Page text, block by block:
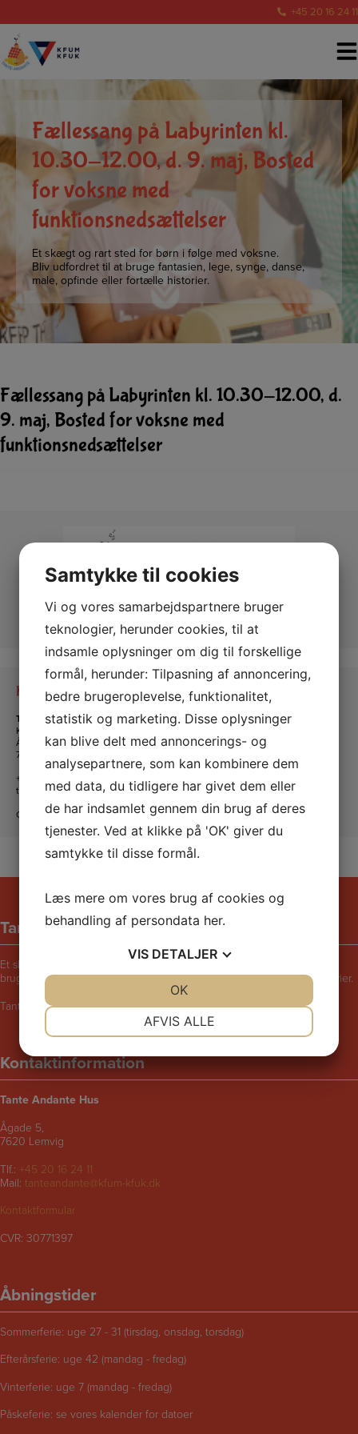
indholdet
+45 20 16 24 11
Fællessang på Labyrinten kl.
10.30-12.00, d. 9. maj, Bosted
for voksne med
funktionsnedsættelser
Et skægt og rart sted for børn i følge med voksne.
Bliv udfordret til at bruge fantasien, lege, synge, danse,
male, opfinde eller fortælle historier.
Fællessang på Labyrinten kl. 10.30-12.00, d.
9. maj, Bosted for voksne med
funktionsnedsættelser
Kontakt os
Tante Andante Hus
KFUM og KFUK i Lemvig
Ågade 5
7620 Lemvig
+45 20 16 24 11
tanteandante@kfum-kfuk.dk
CVR: 30771397
Tante Andantes hus
Et skægt og rart sted for børn i følge med voksne. Bliv udfordret til at
bruge fantasien, lege, synge, danse, male, opfinde eller fortælle historier.
Tante Andantes Hus i Lemvig drives af KFUM og KFUK i Lemvig.
Kontaktinformation
Tante Andante Hus
Ågade 5,
7620 Lemvig
Tlf.: +45 20 16 24 11
Mail: tanteandante@kfum-kfuk.dk
Kontaktformular
CVR: 30771397
Åbningstider
Sommerferie: uge 27 - 31 (tirsdag, onsdag, torsdag)
Efterårsferie: uge 42 (mandag - fredag)
Vinterferie: uge 7 (mandag - fredag)
Påskeferie: se vores kalender for datoer
Samtykke til cookies
Vi og vores samarbejdspartnere bruger
teknologier, herunder cookies, til at
indsamle oplysninger om dig til forskellige
formål, herunder: Tilpasning af annoncering,
bedre brugeroplevelse, funktionalitet,
statistik og marketing. Disse oplysninger
kan blive delt med annoncerings- og
analysepartnere, som kan kombinere dem
med data, du tidligere har givet dem eller
de har indsamlet gennem din brug af deres
tjenester. Ved at klikke på 'OK' giver du
samtykke til disse formål.
Læs mere om vores brug af cookies og
behandling af persondata her.
VIS DETALJER
MARKETING
AFVIS ALLE
OK